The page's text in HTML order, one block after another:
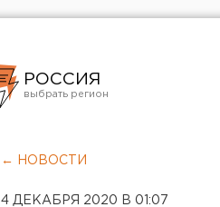
РОССИЯ
Челябинск
← НОВОСТИ
4 ДЕКАБРЯ 2020 В 01:07